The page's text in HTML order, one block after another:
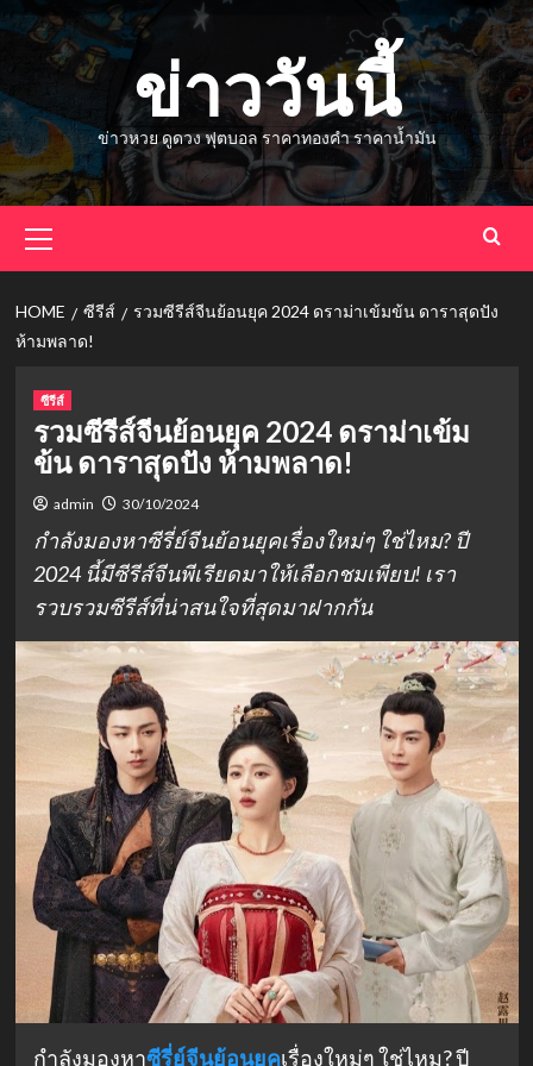
Skip
ข่าววันนี้
ข่าวหวย ดูดวง ฟุตบอล ราคาทองคำ ราคาน้ำมัน
Menu
HOME ซีรีส์
รวมซีรีส์จีนย้อนยุค 2024 ดราม่าเข้มข้น ดาราสุดปัง
ห้ามพลาด!
ซีรีส์
รวมซีรีส์จีนย้อนยุค 2024 ดราม่าเข้ม
ข้น ดาราสุดปัง ห้ามพลาด!
admin 30/10/2024
กำลังมองหาซีรี่ย์จีนย้อนยุคเรื่องใหม่ๆ ใช่ไหม? ปี
2024 นี้มีซีรีส์จีนพีเรียดมาให้เลือกชมเพียบ! เรา
รวบรวมซีรีส์ที่น่าสนใจที่สุดมาฝากกัน
กำลังมองหาซีรี่ย์จีนย้อนยุคเรื่องใหม่ๆ ใช่ไหม? ปี